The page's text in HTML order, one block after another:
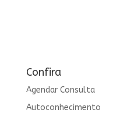
Confira
Agendar Consulta
Autoconhecimento